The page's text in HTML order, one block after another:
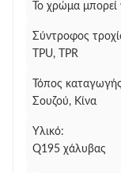
Το χρώμα
Σύντροφος
TPU, TPR
Τόπος
Σουζού, Κίνα
Υλικό:
Q195 χάλυβας